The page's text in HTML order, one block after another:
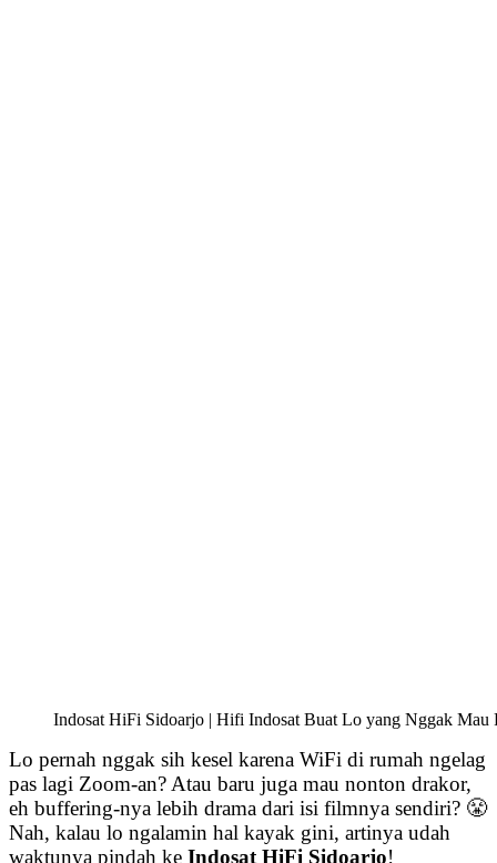
Indosat HiFi Sidoarjo | Hifi Indosat Buat Lo yang Nggak Mau
Lo pernah nggak sih kesel karena WiFi di rumah ngelag
pas lagi Zoom-an? Atau baru juga mau nonton drakor,
eh buffering-nya lebih drama dari isi filmnya sendiri? 😤
Nah, kalau lo ngalamin hal kayak gini, artinya udah
waktunya pindah ke Indosat HiFi Sidoarjo!